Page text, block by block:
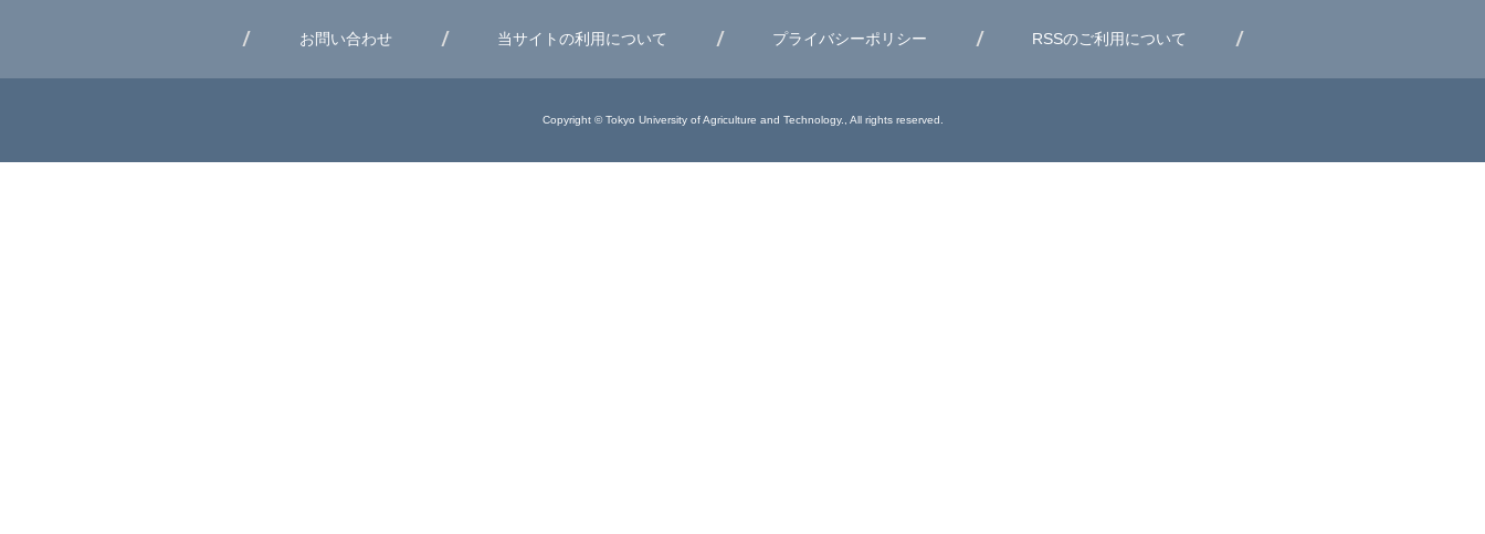
お問い合わせ 当サイトの利用について プライバシーポリシー RSSのご利用について
Copyright © Tokyo University of Agriculture and Technology., All rights reserved.